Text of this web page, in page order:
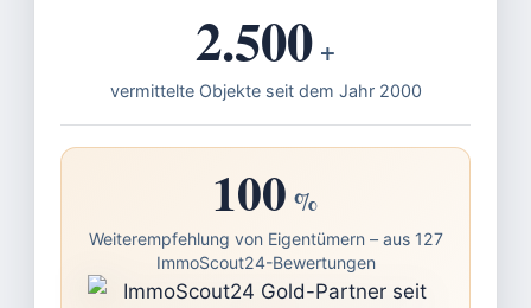
2.500 +
vermittelte Objekte seit dem Jahr 2000
100 %
Weiterempfehlung von Eigentümern – aus 127
ImmoScout24-Bewertungen